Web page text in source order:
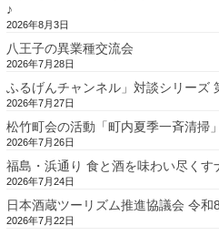
♪
2026年8月3日
八王子の異業種交流会
2026年7月28日
ふるげんチャンネル」対談シリーズ
2026年7月27日
松竹町会の活動「町内夏季一斉清掃」
2026年7月26日
福島・浜通り 食と酒を味わい尽くす
2026年7月24日
日本酒蔵ツーリズム推進協議会 令和
2026年7月22日